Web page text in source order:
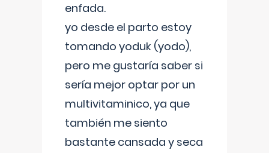
enfada.
yo desde el parto estoy
tomando yoduk (yodo),
pero me gustaría saber si
sería mejor optar por un
multivitaminico, ya que
también me siento
bastante cansada y seca